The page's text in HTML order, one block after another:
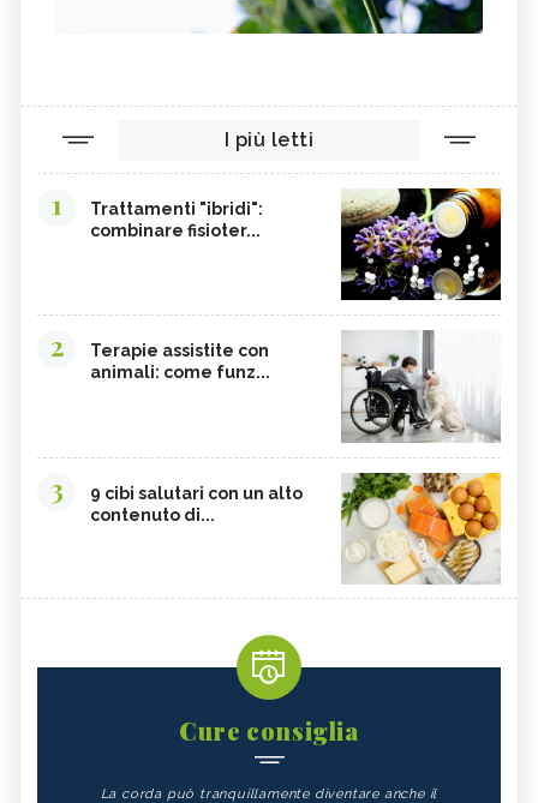
I più letti
1
Trattamenti "ibridi":
combinare fisioter...
2
Terapie assistite con
animali: come funz...
3
9 cibi salutari con un alto
contenuto di...
Cure consiglia
La corda può tranquillamente diventare anche il